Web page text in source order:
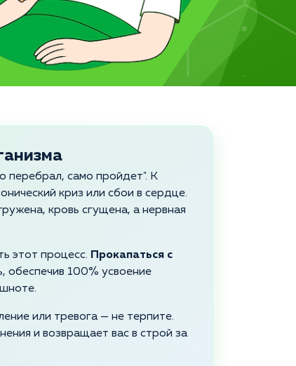
перебрал, само пройдет". К
криз или сбои в сердце.
кровь сгущена, а нервная
этот процесс. Прокапаться с
обеспечив 100% усвоение
или тревога — не терпите.
и возвращает вас в строй за